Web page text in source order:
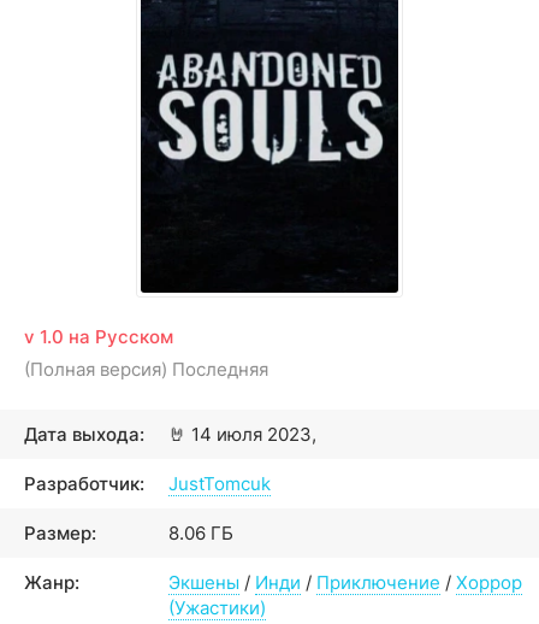
v 1.0 на Русском
(Полная версия) Последняя
🤘
Дата выхода: 14 июля 2023,
Разработчик: JustTomcuk
Размер: 8.06 ГБ
Жанр: Экшены / Инди / Приключение / Хоррор
(Ужастики)